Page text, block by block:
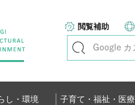
閲覧補助
し・環境 子育て・福祉・医療